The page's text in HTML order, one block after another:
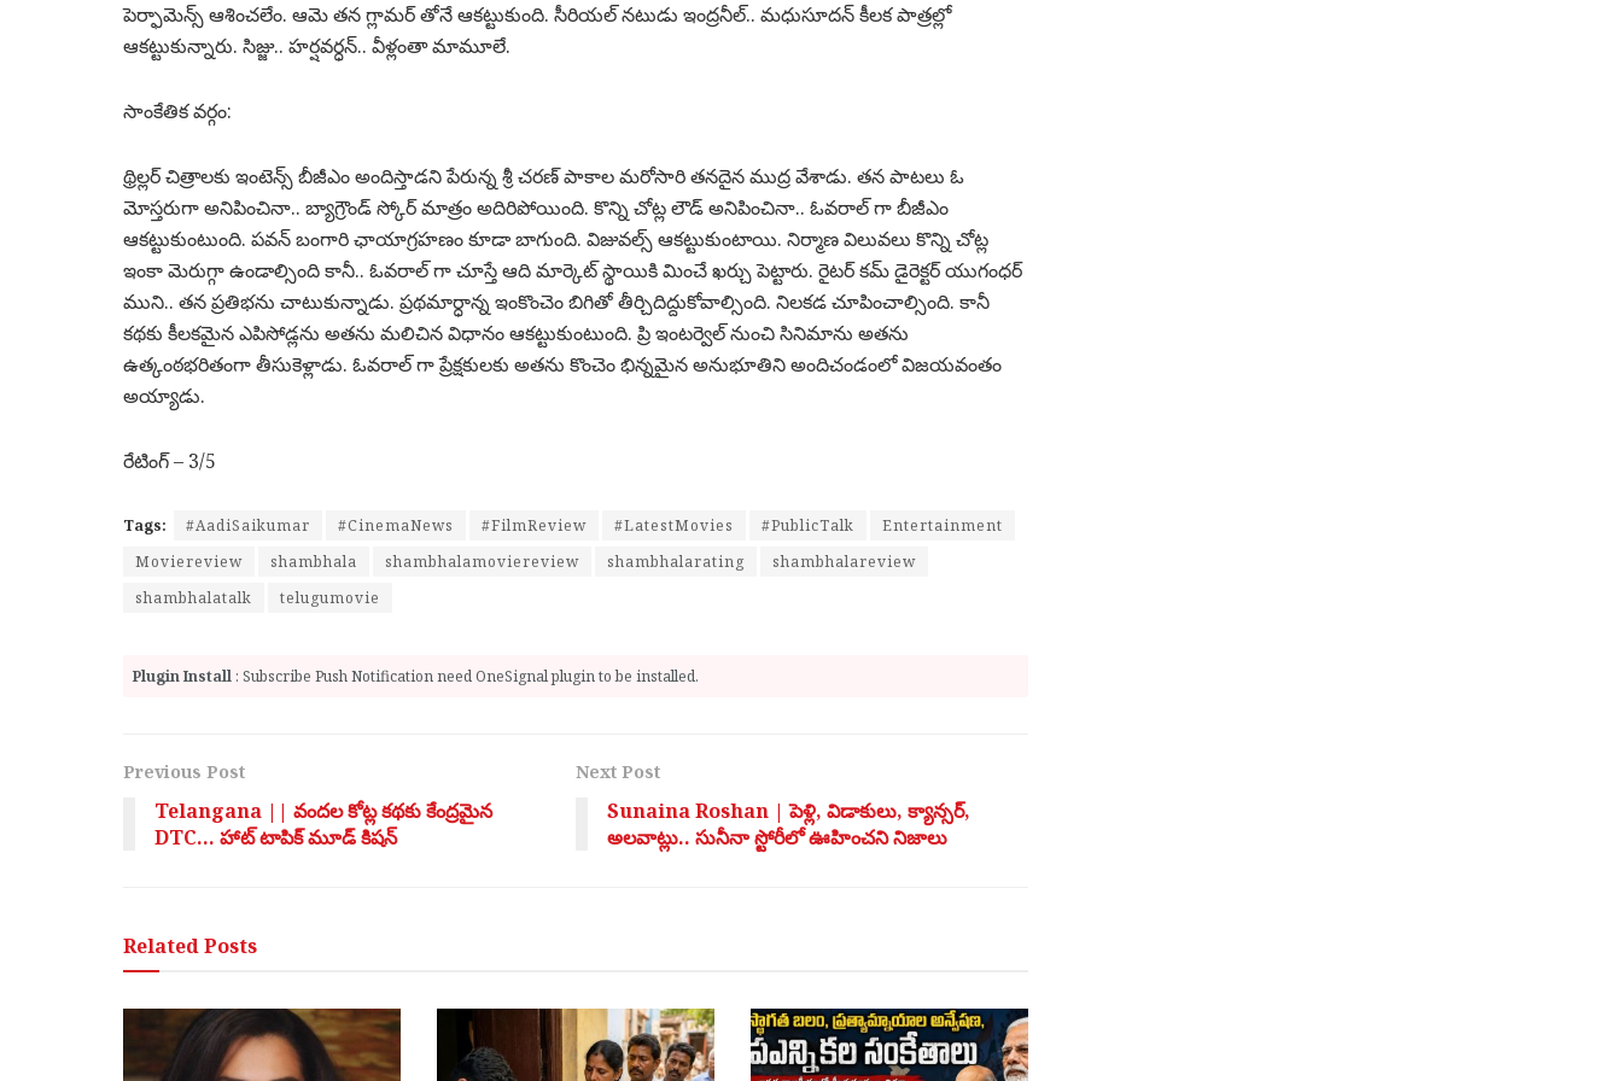
పెర్ఫామెన్స్ ఆశించలేం. ఆమె తన గ్లామర్ తోనే ఆకట్టుకుంది. సీరియల్ నటుడు ఇంద్రనీల్.. మధుసూదన్ కీలక పాత్రల్లో
ఆకట్టుకున్నారు. సిజ్జు.. హర్షవర్ధన్.. వీళ్లంతా మామూలే.
సాంకేతిక వర్గం:
థ్రిల్లర్ చిత్రాలకు ఇంటెన్స్ బీజీఎం అందిస్తాడని పేరున్న శ్రీ చరణ్ పాకాల మరోసారి తనదైన ముద్ర వేశాడు. తన పాటలు ఓ
మోస్తరుగా అనిపించినా.. బ్యాగ్రౌండ్ స్కోర్ మాత్రం అదిరిపోయింది. కొన్ని చోట్ల లౌడ్ అనిపించినా.. ఓవరాల్ గా బీజీఎం
ఆకట్టుకుంటుంది. పవన్ బంగారి ఛాయాగ్రహణం కూడా బాగుంది. విజువల్స్ ఆకట్టుకుంటాయి. నిర్మాణ విలువలు కొన్ని చోట్ల
ఇంకా మెరుగ్గా ఉండాల్సింది కానీ.. ఓవరాల్ గా చూస్తే ఆది మార్కెట్ స్థాయికి మించే ఖర్చు పెట్టారు. రైటర్ కమ్ డైరెక్టర్ యుగంధర్
ముని.. తన ప్రతిభను చాటుకున్నాడు. ప్రథమార్ధాన్న ఇంకొంచెం బిగితో తీర్చిదిద్దుకోవాల్సింది. నిలకడ చూపించాల్సింది. కానీ
కథకు కీలకమైన ఎపిసోడ్లను అతను మలిచిన విధానం ఆకట్టుకుంటుంది. ప్రి ఇంటర్వెల్ నుంచి సినిమాను అతను
ఉత్కంఠభరితంగా తీసుకెళ్లాడు. ఓవరాల్ గా ప్రేక్షకులకు అతను కొంచెం భిన్నమైన అనుభూతిని అందిచండంలో విజయవంతం
అయ్యాడు.
రేటింగ్ – 3/5
Tags: #AadiSaikumar #CinemaNews #FilmReview #LatestMovies #PublicTalk
Entertainment
Moviereview
shambhala shambhalamoviereview shambhalarating
shambhalareview
shambhalatalk
telugumovie
Plugin Install : Subscribe Push Notification need OneSignal plugin to be installed.
Previous Post
Telangana || వందల కోట్ల కథకు కేంద్రమైన
DTC… హాట్ టాపిక్ మూడ్ కిషన్
Next Post
Sunaina Roshan | పెళ్లి, విడాకులు, క్యాన్సర్,
అలవాట్లు.. సునీనా స్టోరీలో ఊహించని నిజాలు
RelatedPosts